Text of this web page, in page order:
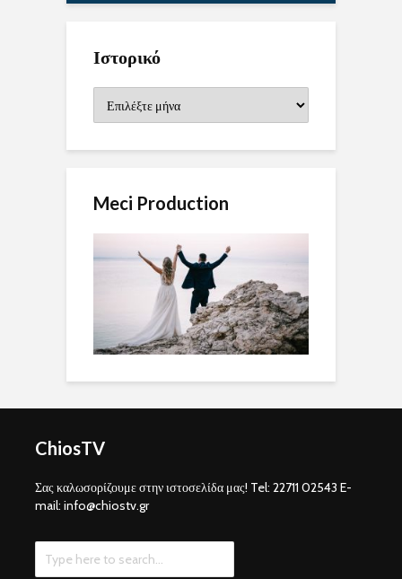
Ιστορικό
Meci Production
ChiosTV
Σας καλωσορίζουμε στην ιστοσελίδα μας! Tel: 22711 02543 E-
mail: info@chiostv.gr